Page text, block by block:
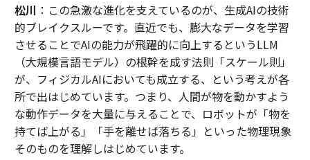
松川 ：この急激な進化を支えているのが、生成AIの技術
的ブレイクスルーです。直近でも、膨大なデータを学習
させることでAIの能力が飛躍的に向上するというLLM
（大規模言語モデル）の根幹を成す法則「スケール則」
が、フィジカルAIにおいても成立する、という考えが各
所で出はじめています。つまり、人間が物を動かすよう
な動作データを大量に与えることで、ロボットが「物を
持てば上がる」「手を離せば落ちる」といった物理現象
そのものを理解しはじめています。